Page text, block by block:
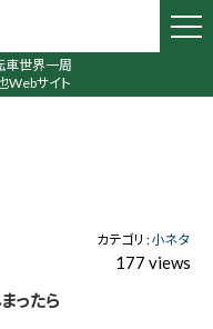
車世界一周
Webサイト
カテゴリ :小ネタ
177 views
ったら